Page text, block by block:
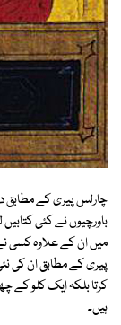
چارلس پیری کے
باورچیوں نے کئی
میں ان کے علاوہ کسی
پیری کے مطابق ان کی
کرتا بلکہ ایک کلو
ہیں۔